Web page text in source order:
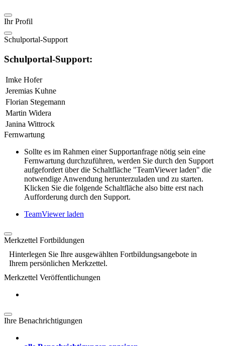
Ihr Profil
Schulportal-Support
Schulportal-Support:
Imke Hofer
Jeremias Kuhne
Florian Stegemann
Martin Widera
Janina Wittrock
Fernwartung
Sollte es im Rahmen einer Supportanfrage nötig sein eine
Fernwartung durchzuführen, werden Sie durch den Support
aufgefordert über die Schaltfläche "TeamViewer laden" die
notwendige Anwendung herunterzuladen und zu starten.
Klicken Sie die folgende Schaltfläche also bitte erst nach
Aufforderung durch den Support.
TeamViewer laden
Merkzettel Fortbildungen
Hinterlegen Sie Ihre ausgewählten Fortbildungsangebote in
Ihrem persönlichen Merkzettel.
Merkzettel Veröffentlichungen
Ihre Benachrichtigungen